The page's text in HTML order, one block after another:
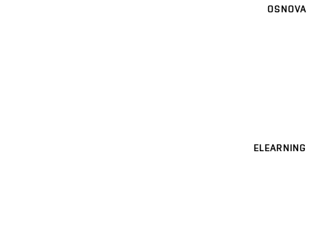
OSNOVA
ELEARNING